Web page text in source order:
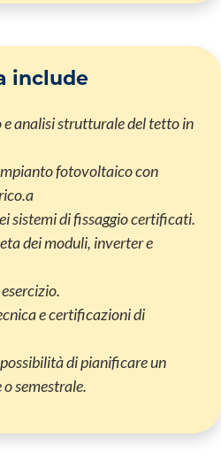
include
e analisi strutturale del tetto in
fotovoltaico con
sistemi di fissaggio certificati.
dei moduli, inverter e
e certificazioni di
di pianificare un
semestrale.